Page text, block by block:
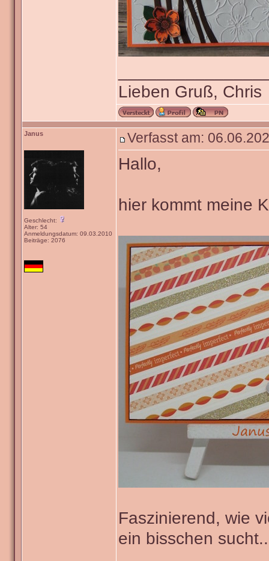
Lieben Gruß, Chris
Janus
Geschlecht:
Alter: 54
Anmeldungsdatum: 09.03.2010
Beiträge: 2076
Verfasst am:
Hallo,
hier kommt meine
Faszinierend, wie
ein bisschen